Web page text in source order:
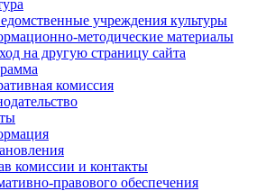
учреждения культуры
методические материалы
на другую страницу сайта
комиссия
комиссии и контакты
правового обеспечения